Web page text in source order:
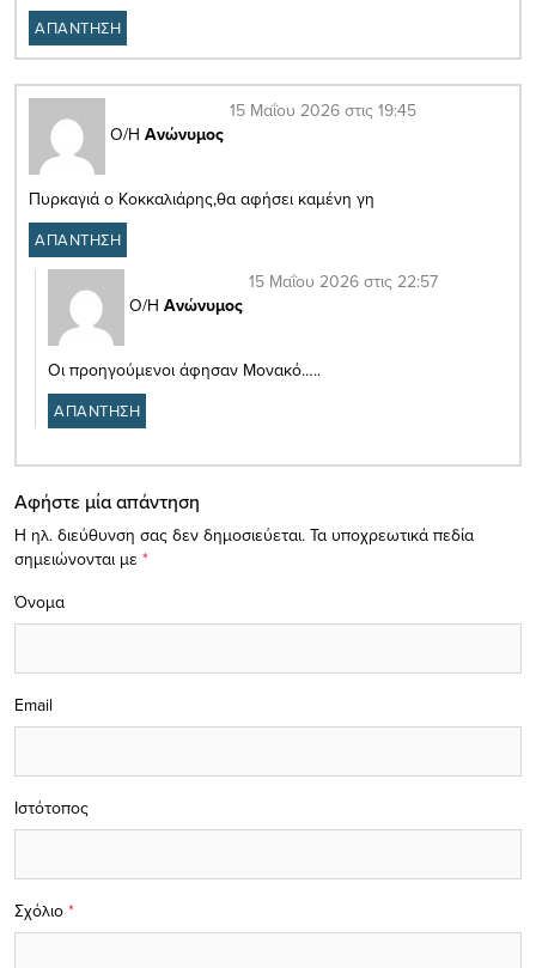
ΑΠΑΝΤΗΣΗ
Ο/Η Ανώνυμος
15 Μαΐου 2026 στις 19:45
Πυρκαγιά ο Κοκκαλιάρης,θα αφήσει καμένη γη
ΑΠΑΝΤΗΣΗ
Ο/Η Ανώνυμος
15 Μαΐου 2026 στις 22:57
Οι προηγούμενοι άφησαν Μονακό…..
ΑΠΑΝΤΗΣΗ
Αφήστε μία απάντηση
Η ηλ. διεύθυνση σας δεν δημοσιεύεται. Τα υποχρεωτικά πεδία
σημειώνονται με *
Σχόλιο *
Όνομα
Email
Ιστότοπος